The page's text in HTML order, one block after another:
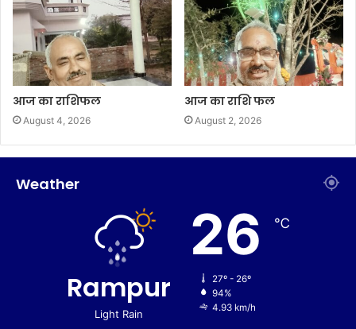
आज का राशिफल
August 4, 2026
आज का राशि फल
August 2, 2026
Weather
Rampur
Light Rain
26 ℃
27º - 26º
94%
4.93 km/h